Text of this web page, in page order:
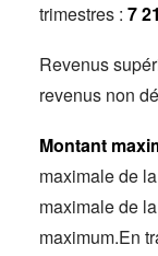
trimestres : 7
Revenus
revenus non
Montant
maximale de
maximale de
maximum.En